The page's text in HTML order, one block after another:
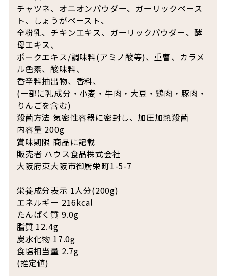
チャツネ、オニオンパウダー、ガーリックペース
ト、しょうがペースト、
全粉乳、チキンエキス、ガーリックパウダー、酵
母エキス、
ポークエキス/調味料(アミノ酸等)、重曹、カラメ
ル色素、酸味料、
香辛料抽出物、香料、
(一部に乳成分・小麦・牛肉・大豆・鶏肉・豚肉・
りんごを含む)
殺菌方法 気密性容器に密封し、加圧加熱殺菌
内容量 200g
賞味期限 商品に記載
販売者 ハウス食品株式会社
大阪府東大阪市御厨栄町1-5-7
栄養成分表示 1人分(200g)
エネルギー 216kcal
たんぱく質 9.0g
脂質 12.4g
炭水化物 17.0g
食塩相当量 2.7g
(推定値)